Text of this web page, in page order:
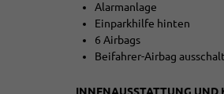
Alarmanlage
Einparkhilfe hinten
6 Airbags
Beifahrer-Airbag